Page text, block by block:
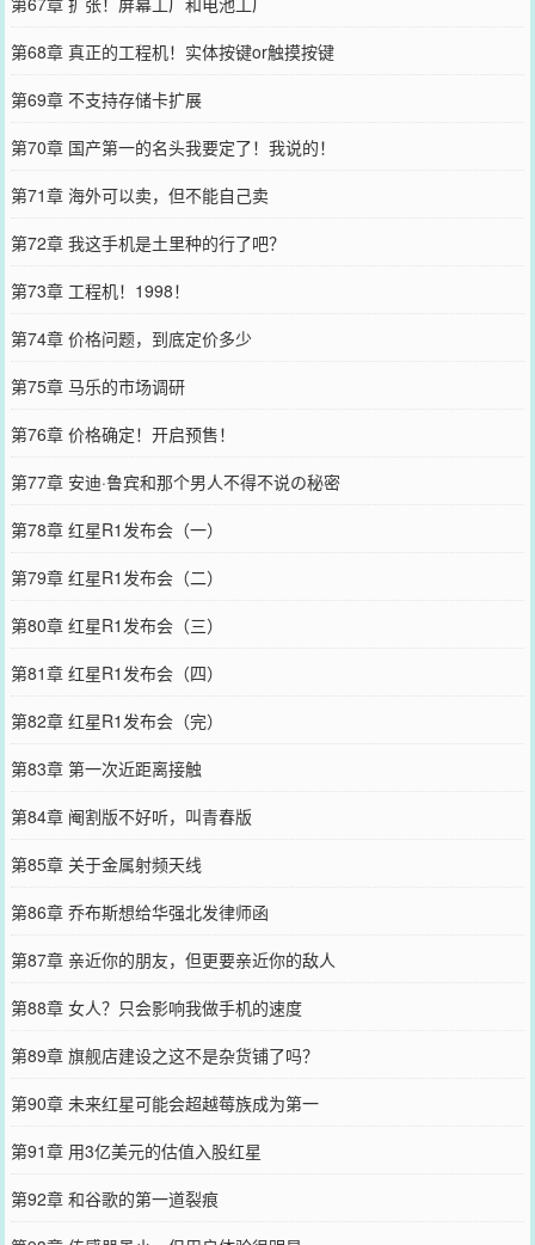
第68章 真正的工程机！实体按键or触摸按键
第69章 不支持存储卡扩展
第70章 国产第一的名头我要定了！我说的！
第71章 海外可以卖，但不能自己卖
第72章 我这手机是土里种的行了吧？
第73章 工程机！1998！
第74章 价格问题，到底定价多少
第75章 马乐的市场调研
第76章 价格确定！开启预售！
第77章 安迪·鲁宾和那个男人不得不说の秘密
第78章 红星R1发布会（一）
第79章 红星R1发布会（二）
第80章 红星R1发布会（三）
第81章 红星R1发布会（四）
第82章 红星R1发布会（完）
第83章 第一次近距离接触
第84章 阉割版不好听，叫青春版
第85章 关于金属射频天线
第86章 乔布斯想给华强北发律师函
第87章 亲近你的朋友，但更要亲近你的敌人
第88章 女人？只会影响我做手机的速度
第89章 旗舰店建设之这不是杂货铺了吗？
第90章 未来红星可能会超越莓族成为第一
第91章 用3亿美元的估值入股红星
第92章 和谷歌的第一道裂痕